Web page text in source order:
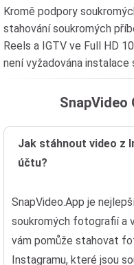
Kromě podpory
stahování soukromých
Reels a IGTV ve Full HD
není vyžadována instalace
SnapVideo
Jak stáhnout video z
účtu?
SnapVideo.App je
soukromých fotografií a
vám pomůže stahovat
Instagramu, které jsou